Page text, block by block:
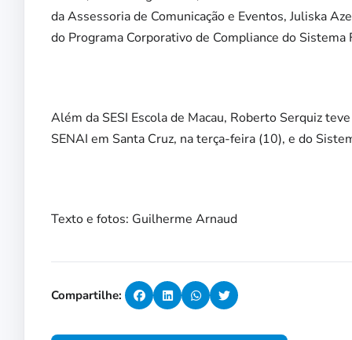
da Assessoria de Comunicação e Eventos, Juliska
do Programa Corporativo de Compliance do Sistema
Além da SESI Escola de Macau, Roberto Serquiz
SENAI em Santa Cruz, na terça-feira (10), e do
Texto e fotos: Guilherme Arnaud
Compartilhe: